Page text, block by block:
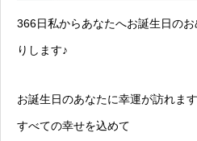
366日私からあなたへお誕生日の
りします♪
お誕生日のあなたに幸運が訪れま
すべての幸せを込めて